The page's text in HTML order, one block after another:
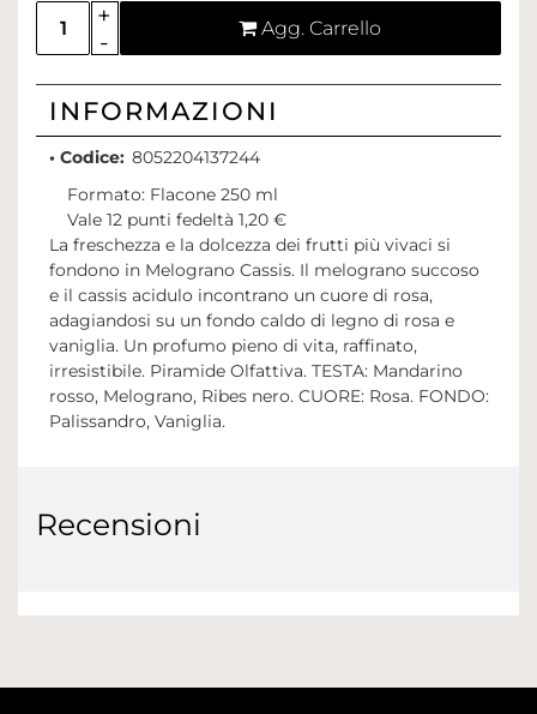
Quantità
Agg. Carrello
INFORMAZIONI
• Codice: 8052204137244
Formato: Flacone 250 ml
Vale 12 punti fedeltà 1,20 €
La freschezza e la dolcezza dei frutti più vivaci si
fondono in Melograno Cassis. Il melograno succoso
e il cassis acidulo incontrano un cuore di rosa,
adagiandosi su un fondo caldo di legno di rosa e
vaniglia. Un profumo pieno di vita, raffinato,
irresistibile. Piramide Olfattiva. TESTA: Mandarino
rosso, Melograno, Ribes nero. CUORE: Rosa. FONDO:
Palissandro, Vaniglia.
Recensioni